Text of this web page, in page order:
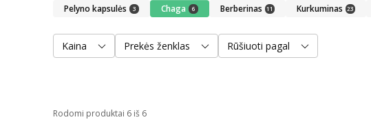
Pelyno kapsulės 3 Chaga 6 Berberinas 11 Kurkuminas 23
Kaina Prekės ženklas Rūšiuoti pagal
Rodomi produktai 6 iš 6